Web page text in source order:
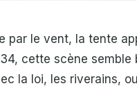
par le vent, la tente
cette scène
la loi, les riverains,